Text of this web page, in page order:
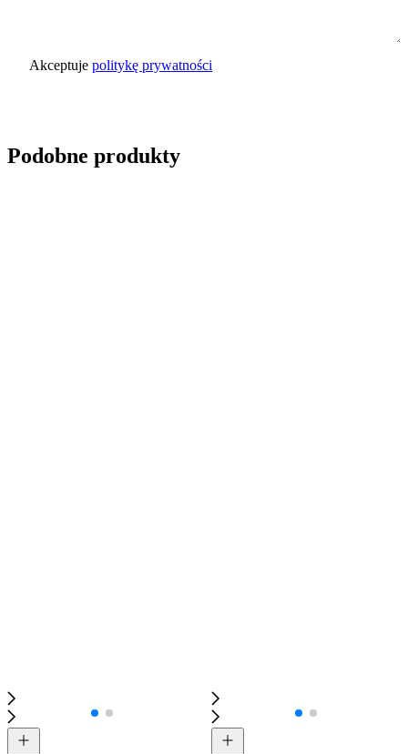
Akceptuje politykę prywatności
Podobne produkty